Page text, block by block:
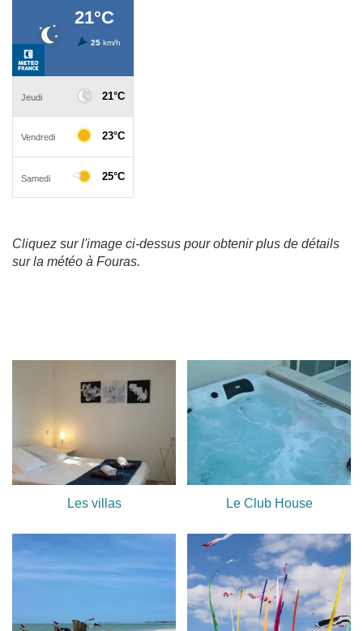
Cliquez sur l'image ci-dessus pour obtenir plus de détails
sur la météo à Fouras.
Les villas Le Club House